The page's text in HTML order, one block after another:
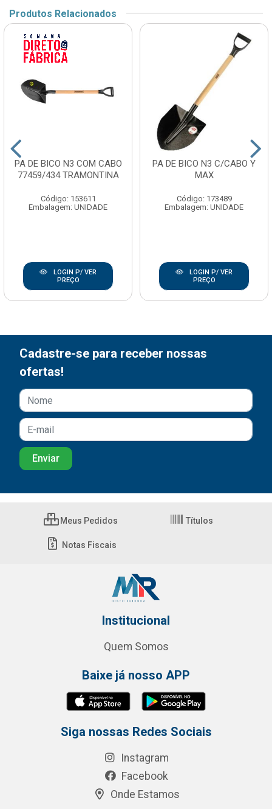
Produtos Relacionados
PA DE BICO N3 COM CABO
77459/434 TRAMONTINA
Código: 153611
Embalagem: UNIDADE
LOGIN P/ VER
PREÇO
PA DE BICO N3 C/CABO Y
MAX
Código: 173489
Embalagem: UNIDADE
LOGIN P/ VER
PREÇO
Cadastre-se para receber nossas
ofertas!
Meus Pedidos Títulos
Notas Fiscais
Institucional
Quem Somos
Baixe já nosso APP
Siga nossas Redes Sociais
Instagram
Facebook
Onde Estamos